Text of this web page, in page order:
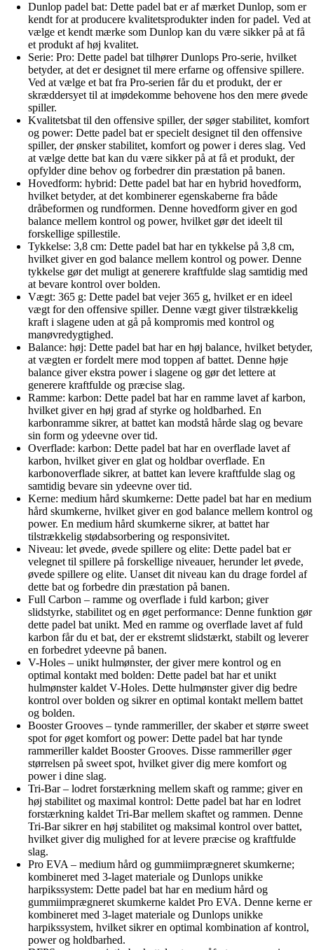
Dunlop padel bat: Dette padel bat er af mærket Dunlop, som er
kendt for at producere kvalitetsprodukter inden for padel. Ved at
vælge et kendt mærke som Dunlop kan du være sikker på at få
et produkt af høj kvalitet.
Serie: Pro: Dette padel bat tilhører Dunlops Pro-serie, hvilket
betyder, at det er designet til mere erfarne og offensive spillere.
Ved at vælge et bat fra Pro-serien får du et produkt, der er
skræddersyet til at imødekomme behovene hos den mere øvede
spiller.
Kvalitetsbat til den offensive spiller, der søger stabilitet, komfort
og power: Dette padel bat er specielt designet til den offensive
spiller, der ønsker stabilitet, komfort og power i deres slag. Ved
at vælge dette bat kan du være sikker på at få et produkt, der
opfylder dine behov og forbedrer din præstation på banen.
Hovedform: hybrid: Dette padel bat har en hybrid hovedform,
hvilket betyder, at det kombinerer egenskaberne fra både
dråbeformen og rundformen. Denne hovedform giver en god
balance mellem kontrol og power, hvilket gør det ideelt til
forskellige spillestile.
Tykkelse: 3,8 cm: Dette padel bat har en tykkelse på 3,8 cm,
hvilket giver en god balance mellem kontrol og power. Denne
tykkelse gør det muligt at generere kraftfulde slag samtidig med
at bevare kontrol over bolden.
Vægt: 365 g: Dette padel bat vejer 365 g, hvilket er en ideel
vægt for den offensive spiller. Denne vægt giver tilstrækkelig
kraft i slagene uden at gå på kompromis med kontrol og
manøvredygtighed.
Balance: høj: Dette padel bat har en høj balance, hvilket betyder,
at vægten er fordelt mere mod toppen af battet. Denne høje
balance giver ekstra power i slagene og gør det lettere at
generere kraftfulde og præcise slag.
Ramme: karbon: Dette padel bat har en ramme lavet af karbon,
hvilket giver en høj grad af styrke og holdbarhed. En
karbonramme sikrer, at battet kan modstå hårde slag og bevare
sin form og ydeevne over tid.
Overflade: karbon: Dette padel bat har en overflade lavet af
karbon, hvilket giver en glat og holdbar overflade. En
karbonoverflade sikrer, at battet kan levere kraftfulde slag og
samtidig bevare sin ydeevne over tid.
Kerne: medium hård skumkerne: Dette padel bat har en medium
hård skumkerne, hvilket giver en god balance mellem kontrol og
power. En medium hård skumkerne sikrer, at battet har
tilstrækkelig stødabsorbering og responsivitet.
Niveau: let øvede, øvede spillere og elite: Dette padel bat er
velegnet til spillere på forskellige niveauer, herunder let øvede,
øvede spillere og elite. Uanset dit niveau kan du drage fordel af
dette bat og forbedre din præstation på banen.
Full Carbon – ramme og overflade i fuld karbon; giver
slidstyrke, stabilitet og en øget performance: Denne funktion gør
dette padel bat unikt. Med en ramme og overflade lavet af fuld
karbon får du et bat, der er ekstremt slidstærkt, stabilt og leverer
en forbedret ydeevne på banen.
V-Holes – unikt hulmønster, der giver mere kontrol og en
optimal kontakt med bolden: Dette padel bat har et unikt
hulmønster kaldet V-Holes. Dette hulmønster giver dig bedre
kontrol over bolden og sikrer en optimal kontakt mellem battet
og bolden.
Booster Grooves – tynde rammeriller, der skaber et større sweet
spot for øget komfort og power: Dette padel bat har tynde
rammeriller kaldet Booster Grooves. Disse rammeriller øger
størrelsen på sweet spot, hvilket giver dig mere komfort og
power i dine slag.
Tri-Bar – lodret forstærkning mellem skaft og ramme; giver en
høj stabilitet og maximal kontrol: Dette padel bat har en lodret
forstærkning kaldet Tri-Bar mellem skaftet og rammen. Denne
Tri-Bar sikrer en høj stabilitet og maksimal kontrol over battet,
hvilket giver dig mulighed for at levere præcise og kraftfulde
slag.
Pro EVA – medium hård og gummiimprægneret skumkerne;
kombineret med 3-laget materiale og Dunlops unikke
harpikssystem: Dette padel bat har en medium hård og
gummiimprægneret skumkerne kaldet Pro EVA. Denne kerne er
kombineret med 3-laget materiale og Dunlops unikke
harpikssystem, hvilket sikrer en optimal kombination af kontrol,
power og holdbarhed.